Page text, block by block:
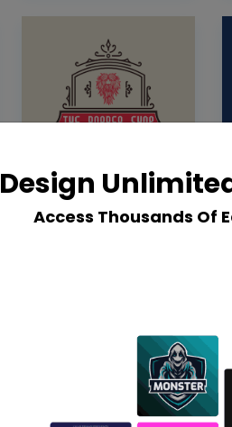
Design
Access Thousands Of